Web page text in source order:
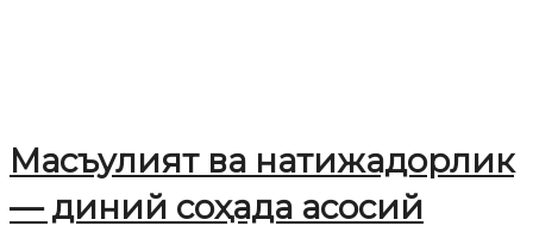
Масъулият ва натижадорлик
— диний соҳада асосий